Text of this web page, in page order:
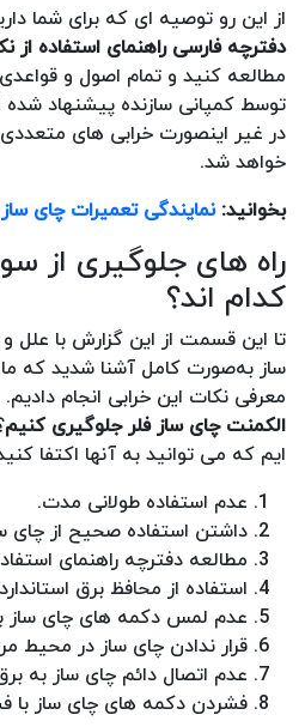
از این رو توصیه ای که برای شما
دفترچه فارسی راهنمای استفاده از
مطالعه کنید و تمام اصول و
توسط کمپانی سازنده پیشنهاد شده
در غیر اینصورت خرابی های متعددی
خواهد شد.
بخوانید:نمایندگی تعمیرات چای
راه های جلوگیری از
کدام اند؟
تا این قسمت از این گزارش با
ساز به‌صورت کامل آشنا شدید که
معرفی نکات این خرابی انجام
الکمنت چای ساز فلر جلوگیری کنیم
ایم که می توانید به آنها اکتفا
عدم استفاده طولانی مدت.
داشتن استفاده صحیح از چای
مطالعه دفترچه راهنمای
استفاده از محافظ برق
عدم لمس دکمه های چای
قرار ندادن چای ساز در محیط
عدم اتصال دائم چای ساز به
فشردن دکمه های چای ساز با